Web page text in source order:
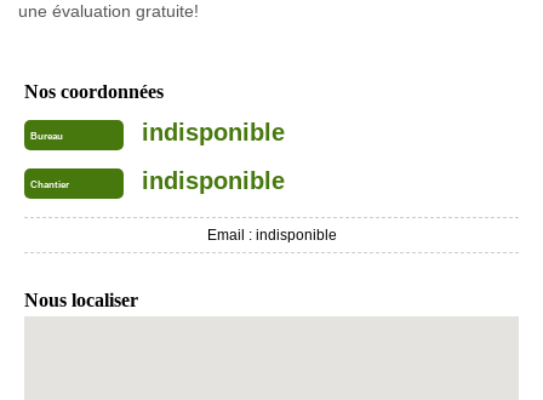
une évaluation gratuite!
Nos coordonnées
Bureau indisponible
Chantier indisponible
Email : indisponible
Nous localiser